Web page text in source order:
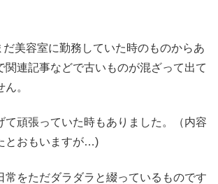
美容室に勤務していた時のものからあ
関連記事などで古いものが混ざって出て
。
て頑張っていた時もありました。（内容
とおもいますが…)
常をただダラダラと綴っているものです